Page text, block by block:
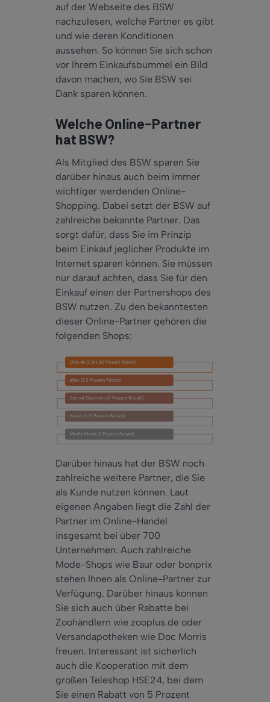
auf der Webseite des BSW
nachzulesen, welche Partner es gibt
und wie deren Konditionen
aussehen. So können Sie sich schon
vor Ihrem Einkaufsbummel ein Bild
davon machen, wo Sie BSW sei
Dank sparen können.
Welche Online-Partner
hat BSW?
Als Mitglied des BSW sparen Sie
darüber hinaus auch beim immer
wichtiger werdenden Online-
Shopping. Dabei setzt der BSW auf
zahlreiche bekannte Partner. Das
sorgt dafür, dass Sie im Prinzip
beim Einkauf jeglicher Produkte im
Internet sparen können. Sie müssen
nur darauf achten, dass Sie für den
Einkauf einen der Partnershops des
BSW nutzen. Zu den bekanntesten
dieser Online-Partner gehören die
folgenden Shops:
Darüber hinaus hat der BSW noch
zahlreiche weitere Partner, die Sie
als Kunde nutzen können. Laut
eigenen Angaben liegt die Zahl der
Partner im Online-Handel
insgesamt bei über 700
Unternehmen. Auch zahlreiche
Mode-Shops wie Baur oder bonprix
stehen Ihnen als Online-Partner zur
Verfügung. Darüber hinaus können
Sie sich auch über Rabatte bei
Zoohändlern wie zooplus.de oder
Versandapotheken wie Doc Morris
freuen. Interessant ist sicherlich
auch die Kooperation mit dem
großen Teleshop HSE24, bei dem
Sie einen Rabatt von 5 Prozent